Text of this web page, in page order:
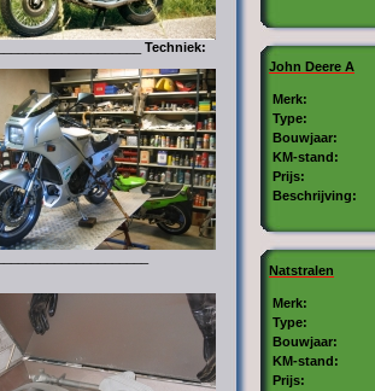
Techniek:
John Deere A
Merk:
Type:
Bouwjaar:
KM-stand:
Prijs:
Beschrijving:
Natstralen
Merk:
Type:
Bouwjaar:
KM-stand:
Prijs: